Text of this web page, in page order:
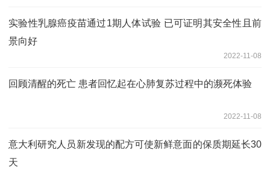
实验性乳腺癌疫苗通过1期人体试验 已可证明其安全性且前
景向好
2022-11-08
回顾清醒的死亡 患者回忆起在心肺复苏过程中的濒死体验
2022-11-08
意大利研究人员新发现的配方可使新鲜意面的保质期延长30
天